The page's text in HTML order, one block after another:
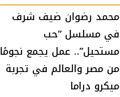
محمد رضوان ضيف شرف
في مسلسل “حب
مستحيل”.. عمل يجمع نجومًا
من مصر والعالم في تجربة
ميكرو دراما